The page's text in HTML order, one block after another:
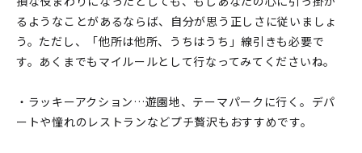
るようなことがあるならば、自分が思う正しさに従いましょ
う。ただし、「他所は他所、うちはうち」線引きも必要で
す。あくまでもマイルールとして行なってみてくださいね。
・ラッキーアクション…遊園地、テーマパークに行く。デパ
ートや憧れのレストランなどプチ贅沢もおすすめです。